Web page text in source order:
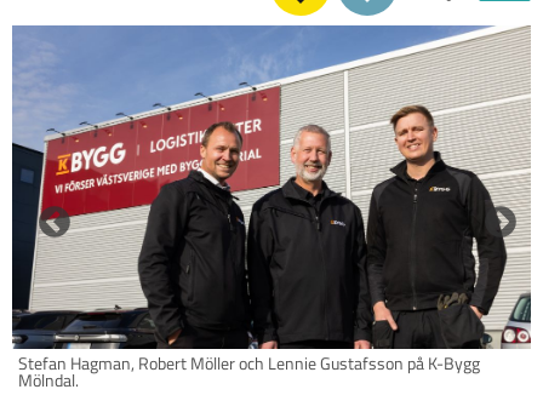
Stefan Hagman, Robert Möller och Lennie Gustafsson på K-Bygg
Mölndal.